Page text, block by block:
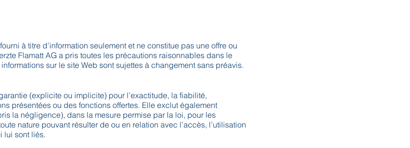
à titre d’information seulement et ne constitue pas une offre ou
Flamatt AG a pris toutes les précautions raisonnables dans le
sur le site Web sont sujettes à changement sans préavis.
(explicite ou implicite) pour l’exactitude, la fiabilité,
présentées ou des fonctions offertes. Elle exclut également
la négligence), dans la mesure permise par la loi, pour les
nature pouvant résulter de ou en relation avec l’accès, l’utilisation
lui sont liés.